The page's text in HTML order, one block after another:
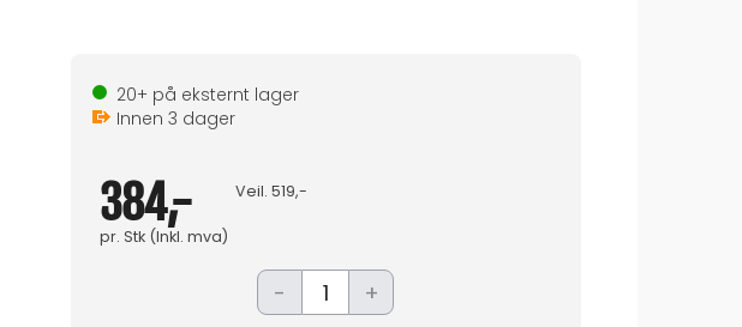
20+ på eksternt lager
Innen 3 dager
384,-
pr. Stk(Inkl. mva)
Veil. 519,-
- +